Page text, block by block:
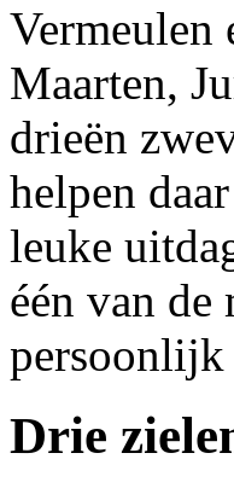
Vermeulen
Maarten,
drieën
helpen
leuke
één van
persoonlijk
Drie